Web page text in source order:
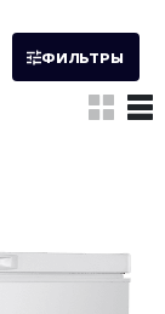
ФИЛЬТРЫ